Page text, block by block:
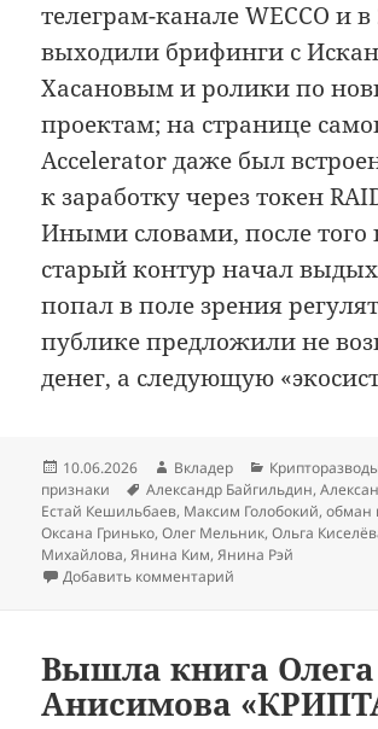
телеграм-канале WECCO и в
выходили брифинги с
Хасановым и ролики по
проектам; на странице
Accelerator даже был
к заработку через токен
Иными словами, после того
старый контур начал
попал в поле зрения
публике предложили не
денег, а следующую
Опубликовано
10.06.2026 Автор
Вкладер Рубрики
признаки
Метки
Александр Байгильдин,
Естай Кешильбаев, Максим Голобокий,обман
Оксана Гринько,Олег Мельник,Ольга
Михайлова,Янина Ким,Янина Рэй
Добавить комментарий
Вышла книга Олега
Анисимова